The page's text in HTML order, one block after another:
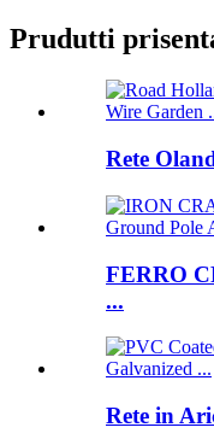
Prudutti
Rete
FERRO
...
Rete in